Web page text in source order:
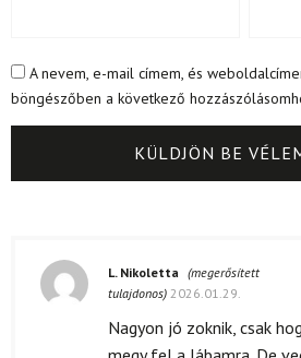
A nevem, e-mail címem, és
böngészőben a következő
L. Nikoletta (megerősített
tulajdonos) 2026.01.29.
Nagyon jó zoknik, csak